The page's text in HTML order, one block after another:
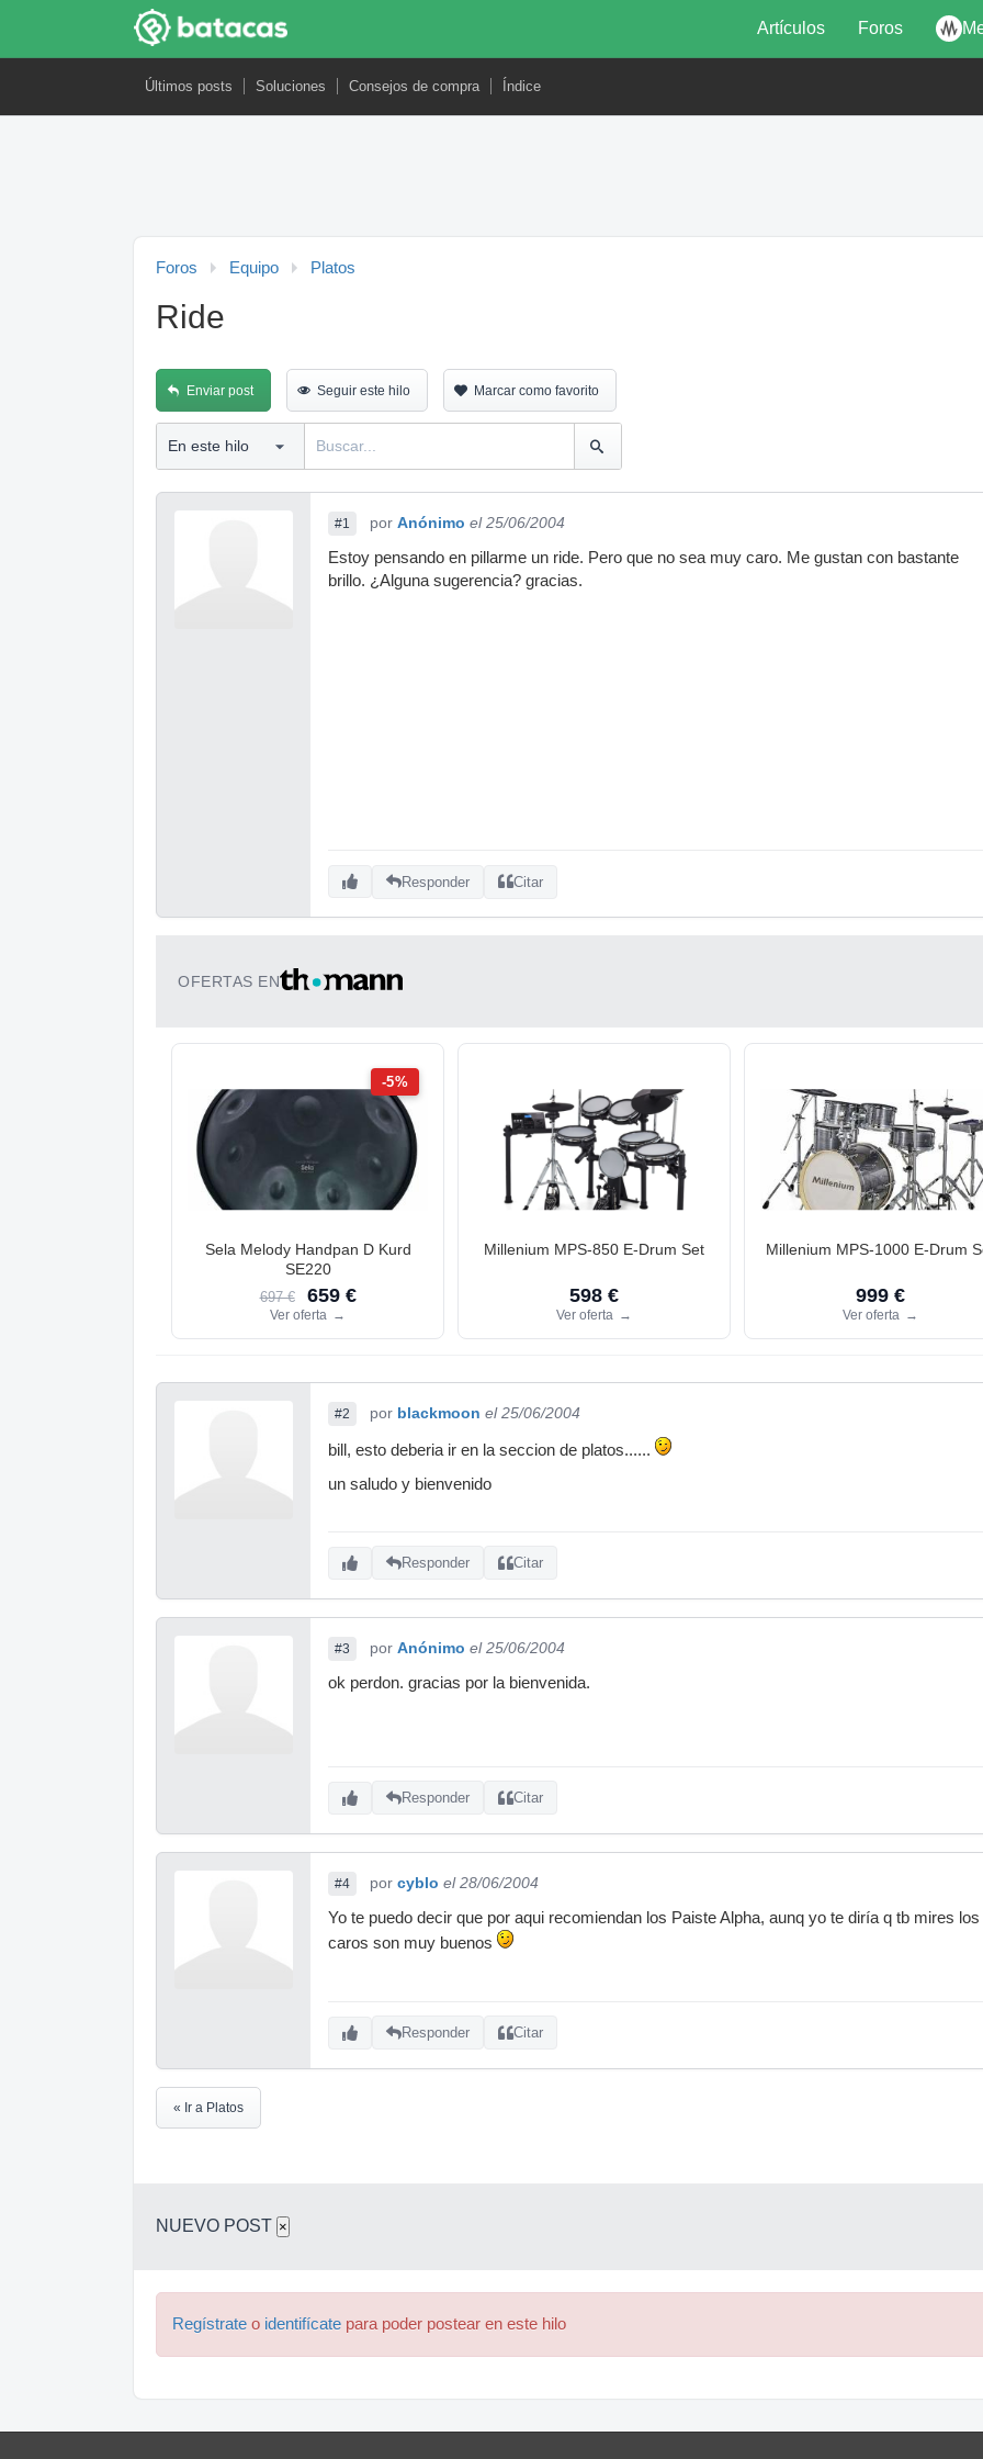
Artículos Foros
Últimos posts Soluciones Consejos de compra Índice
Foros Equipo Platos
Ride
Enviar post Seguir este hilo Marcar como favorito
#1 por Anónimo el 25/06/2004
Estoy pensando en pillarme un ride. Pero que no sea muy caro. Me gustan con bastante
brillo. ¿Alguna sugerencia? gracias.
Responder Citar
OFERTAS EN
-5%
Sela Melody Handpan D Kurd
SE220
697 € 659 €
Ver oferta →
Millenium MPS-850 E-Drum Set
598 €
Ver oferta →
Millenium MPS-1000 E-Drum
999 €
Ver oferta →
#2 por blackmoon el 25/06/2004
bill, esto deberia ir en la seccion de platos......
un saludo y bienvenido
Responder Citar
#3 por Anónimo el 25/06/2004
ok perdon. gracias por la bienvenida.
Responder Citar
#4 por cyblo el 28/06/2004
Yo te puedo decir que por aqui recomiendan los Paiste Alpha, aunq yo te diría q tb mires
caros son muy buenos
Responder Citar
« Ir a Platos
NUEVO POST ×
Regístrate o identifícate para poder postear en este hilo